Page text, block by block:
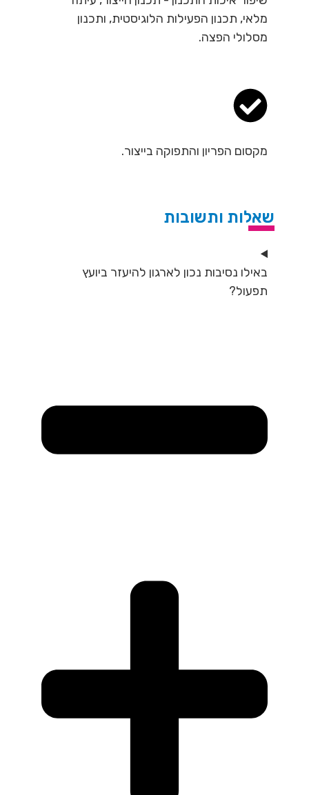
מלאי, תכנון הפעילות הלוגיסטית, ותכנון
מסלולי הפצה.
מקסום הפריון והתפוקה בייצור.
שאלות ותשובות
באילו נסיבות נכון לארגון להיעזר ביועץ
תפעול?